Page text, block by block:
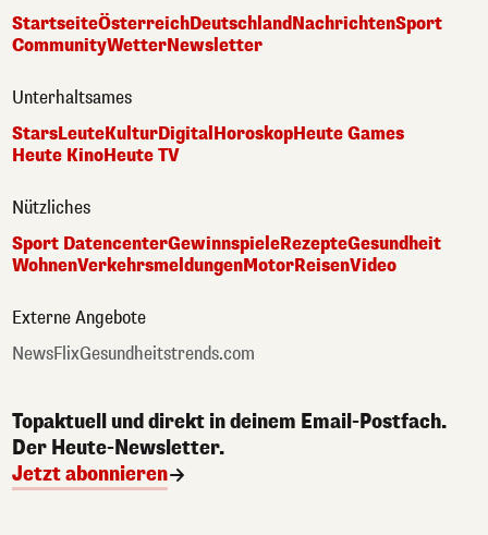
StartseiteÖsterreichDeutschlandNachrichtenSport
CommunityWetterNewsletter
Unterhaltsames
StarsLeuteKulturDigitalHoroskopHeute Games
Heute KinoHeute TV
Nützliches
Sport DatencenterGewinnspieleRezepteGesundheit
WohnenVerkehrsmeldungenMotorReisenVideo
Externe Angebote
NewsFlixGesundheitstrends.com
Topaktuell und direkt in deinem Email-Postfach.
Der Heute-Newsletter.
Jetzt abonnieren